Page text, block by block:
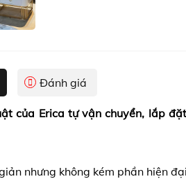
Đánh giá
của Erica tự vận chuyển, lắp
nhưng không kém phần hiện